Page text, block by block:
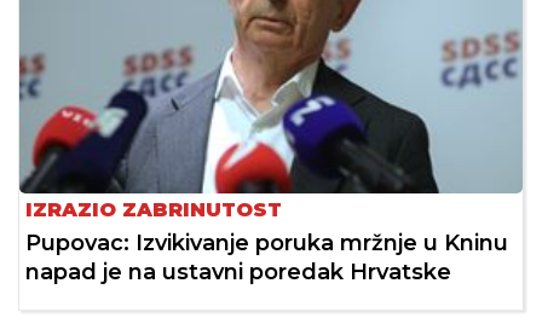
IZRAZIO ZABRINUTOST
Pupovac: Izvikivanje poruka mržnje u Kninu
napad je na ustavni poredak Hrvatske